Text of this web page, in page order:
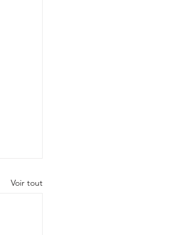
Voir tout